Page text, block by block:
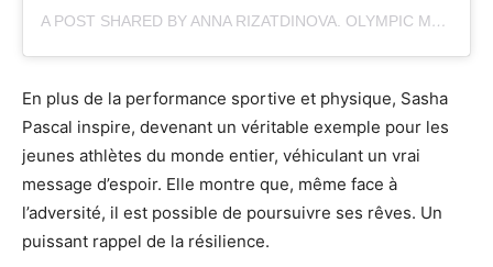
A POST SHARED BY ANNA RIZATDINOVA. OLYMPIC MEDALIST 🥉 WORLD CHAMPION 🥇 (@ANNA_RIZATDINOVA)
En plus de la performance sportive et physique, Sasha
Pascal inspire, devenant un véritable exemple pour les
jeunes athlètes du monde entier, véhiculant un vrai
message d’espoir. Elle montre que, même face à
l’adversité, il est possible de poursuivre ses rêves. Un
puissant rappel de la résilience.